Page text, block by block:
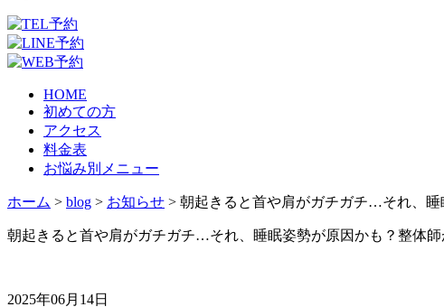
HOME
初めての方
アクセス
料金表
お悩み別メニュー
ホーム > blog > お知らせ > 朝起きると首や肩がガチガチ…それ、
朝起きると首や肩がガチガチ…それ、睡眠姿勢が原因かも？整体
2025年06月14日